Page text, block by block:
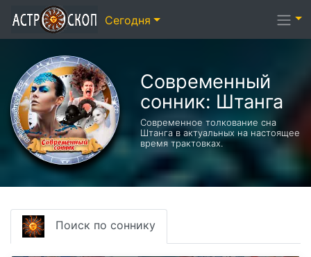
Современный
сонник: Штанга
Современное толкование сна
Штанга в актуальных на настоящее
время трактовках.
Поиск по соннику
Сегодня